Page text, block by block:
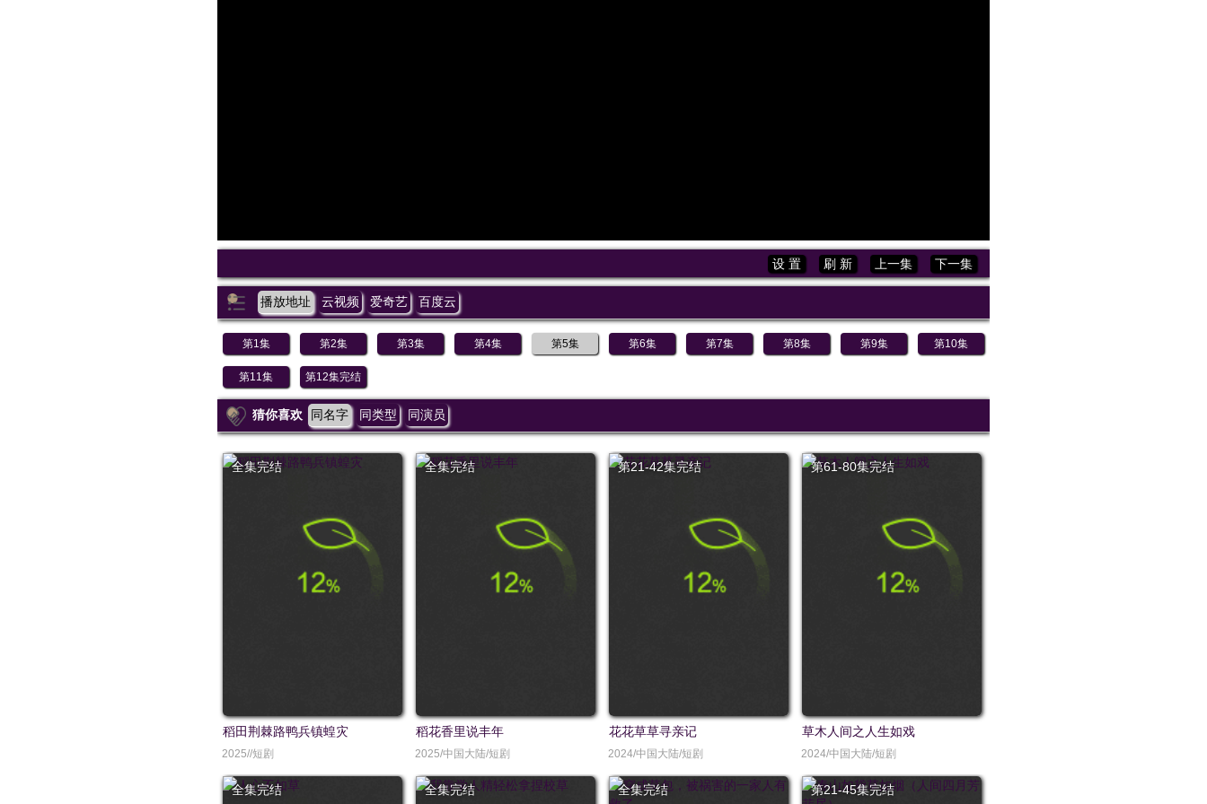
设 置 刷 新 上一集 下一集
播放地址 云视频 爱奇艺 百度云
第1集 第2集 第3集 第4集 第5集 第6集 第7集 第8集 第9集 第10集
第11集 第12集完结
猜你喜欢 同名字 同类型 同演员
全集完结
稻田荆棘路鸭兵镇蝗灾
2025//短剧
全集完结
稻花香里说丰年
2025/中国大陆/短剧
第21-42集完结
花花草草寻亲记
2024/中国大陆/短剧
第61-80集完结
草木人间之人生如戏
2024/中国大陆/短剧
全集完结 全集完结 全集完结 第21-45集完结